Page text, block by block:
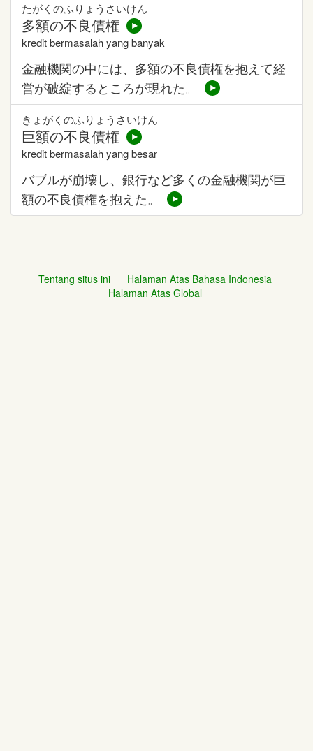
たがくのふりょうさいけん
多額の不良債権
kredit bermasalah yang banyak
金融機関の中には、多額の不良債権を抱えて経
営が破綻するところが現れた。
きょがくのふりょうさいけん
巨額の不良債権
kredit bermasalah yang besar
バブルが崩壊し、銀行など多くの金融機関が巨
額の不良債権を抱えた。
Tentang situs ini
Halaman Atas Bahasa Indonesia
Halaman Atas Global